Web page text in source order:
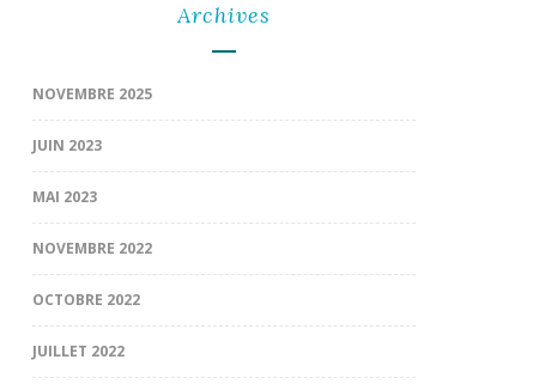
Archives
NOVEMBRE 2025
JUIN 2023
MAI 2023
NOVEMBRE 2022
OCTOBRE 2022
JUILLET 2022